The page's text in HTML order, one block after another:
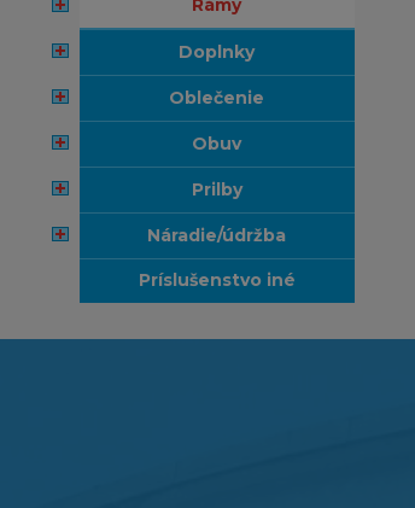
rámy
doplnky
oblečenie
obuv
prilby
náradie/údržba
príslušenstvo iné